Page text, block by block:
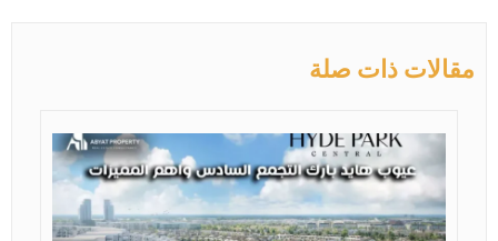
مقالات ذات صلة